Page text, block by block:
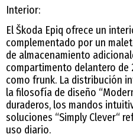
Interior:
El Škoda Epiq ofrece un
complementado por un
de almacenamiento
compartimento delantero de
como frunk. La distribución
la filosofía de diseño
duraderos, los mandos
soluciones “Simply Clever“
uso diario.